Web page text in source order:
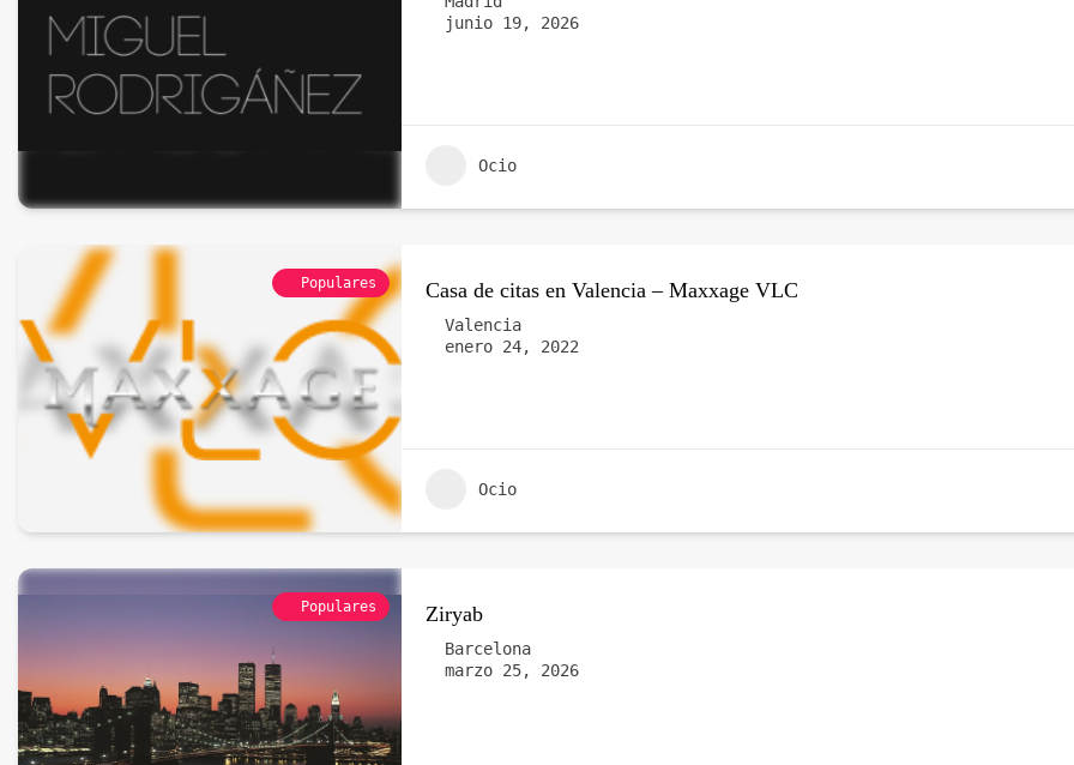
junio 19, 2026
Ocio
Populares Casa de citas en Valencia – Maxxage VLC
Valencia
enero 24, 2022
Ocio
Populares Ziryab
Barcelona
marzo 25, 2026